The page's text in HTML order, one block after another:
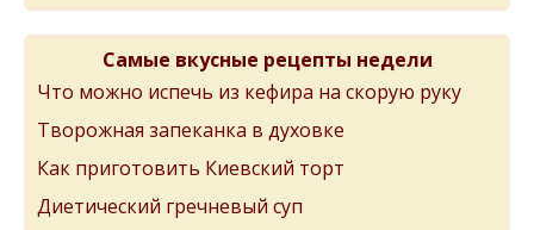
Самые вкусные рецепты недели
Что можно испечь из кефира на скорую руку
Творожная запеканка в духовке
Как приготовить Киевский торт
Диетический гречневый суп